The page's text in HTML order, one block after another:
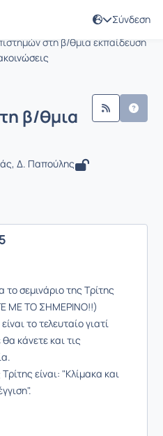
Σύνδεση
στη β/θμια εκπαίδευση
των
β/θμια
Δ. Παπούλης
σεμινάριο της Τρίτης
ΜΕ ΤΟ ΣΗΜΕΡΙΝΟ!!)
το τελευταίο γιατί
κάνετε και τις
είναι: "Κλίμακα και